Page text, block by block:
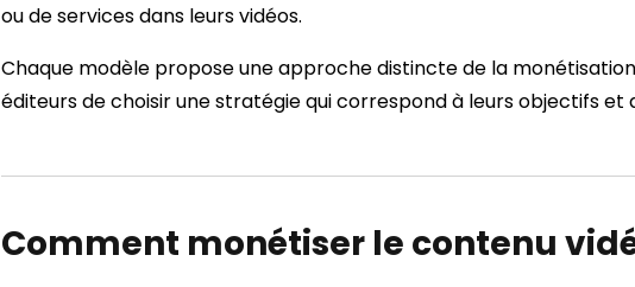
ou de services dans leurs vidéos.
Chaque modèle propose une approche distincte de la
éditeurs de choisir une stratégie qui correspond à leurs objectifs et
Comment monétiser le contenu